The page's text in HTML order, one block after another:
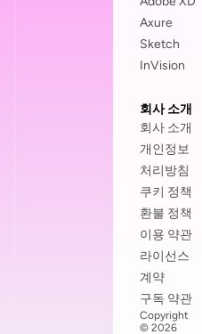
Axure
Sketch
InVision
회사 소개
회사 소개
개인정보
처리방침
쿠키 정책
환불 정책
이용 약관
라이선스
계약
구독 약관
Copyright
© 2026